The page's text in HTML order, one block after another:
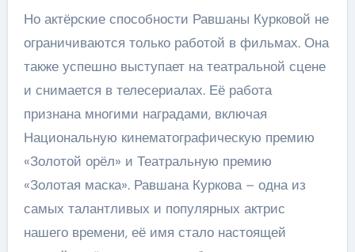
Но актёрские способности Равшаны Курковой не
ограничиваются только работой в фильмах. Она
также успешно выступает на театральной сцене
и снимается в телесериалах. Её работа
признана многими наградами, включая
Национальную кинематографическую премию
«Золотой орёл» и Театральную премию
«Золотая маска». Равшана Куркова – одна из
самых талантливых и популярных актрис
нашего времени, её имя стало настоящей